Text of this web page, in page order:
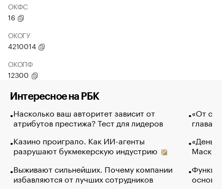
ОКФС
16
ОКОГУ
4210014
ОКОПФ
12300
Интересное на РБК
Насколько ваш авторитет зависит от
атрибутов престижа? Тест для лидеров
Казино проиграло. Как ИИ-агенты
разрушают букмекерскую индустрию
Выживают сильнейших. Почему компании
избавляются от лучших сотрудников
«От
глава
Маск в
основ